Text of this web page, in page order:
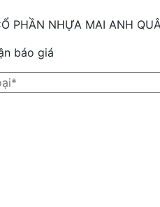
PHẦN NHỰA MAI ANH
báo giá